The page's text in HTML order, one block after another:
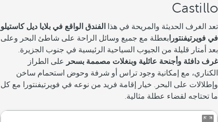
Castillo
تعد الغرف الحديثة والمريحة في هذا
الفندق الواقع في بلايا ديل كاستيلو
في فويرتيفنتورا بعطلة مع جميع وسائل الراحة على شاطئ البحر وعلى
بعد أمتار قليلة من الجيوب السياحية الرئيسية في جنوب الجزيرة.
غرف دافئة وأجنحة عائلية وبنغلات مصممة بسحر على الطراز
الكناري، مع إمكانية وجود تراس أو شرفة وحوض استحمام ساخن
وإطلالات على البحر. خيار إقامة فريد من نوعه في فويرتيفنتورا مع كل
ما تحتاجه لقضاء عطلة مثالية.